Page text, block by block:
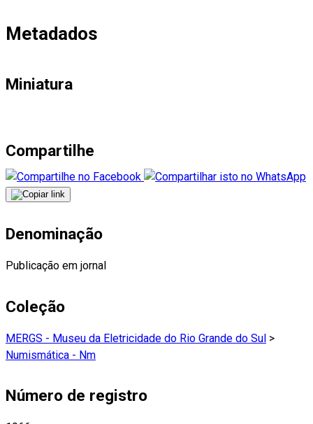
Metadados
Miniatura
Compartilhe
Denominação
Publicação em jornal
Coleção
MERGS - Museu da Eletricidade do Rio Grande do Sul >
Numismática - Nm
Número de registro